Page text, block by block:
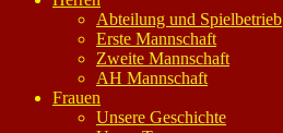
Abteilung und Spielbetrieb
Erste Mannschaft
Zweite Mannschaft
AH Mannschaft
Frauen
Unsere Geschichte